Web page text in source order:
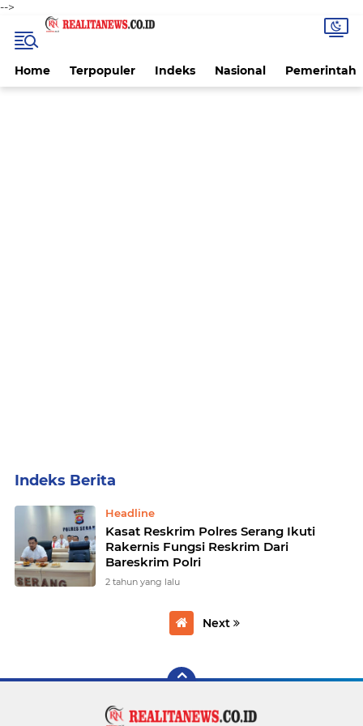
-->
Home Terpopuler Indeks Nasional Pemerintah
Headline
Kasat Reskrim Polres Serang Ikuti
Rakernis Fungsi Reskrim Dari
Bareskrim Polri
2 tahun yang lalu
Next